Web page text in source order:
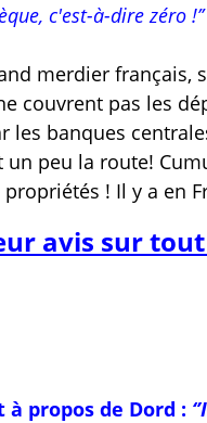
c'est-à-dire zéro !’’
merdier français,
couvrent pas les
banques
peu la route!
! Il y a en
avis sur
propos de Dord :